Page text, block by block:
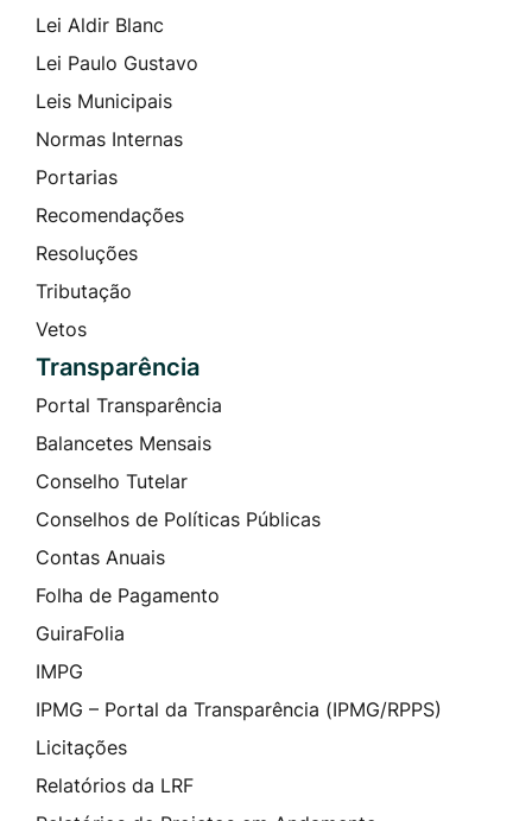
Lei Aldir Blanc
Lei Paulo Gustavo
Leis Municipais
Normas Internas
Portarias
Recomendações
Resoluções
Tributação
Vetos
Transparência
Portal Transparência
Balancetes Mensais
Conselho Tutelar
Conselhos de Políticas Públicas
Contas Anuais
Folha de Pagamento
GuiraFolia
IMPG
IPMG – Portal da Transparência (IPMG/RPPS)
Licitações
Relatórios da LRF